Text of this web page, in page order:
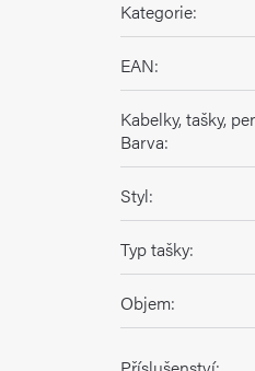
Kategorie:
EAN:
Kabelky, tašky,
Barva:
Styl:
Typ tašky:
Objem: